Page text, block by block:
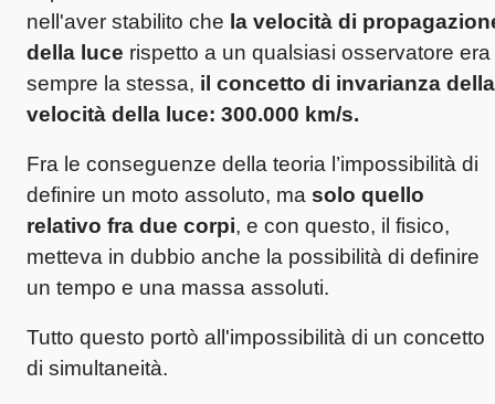
nell'aver stabilito che la velocità di
della luce rispetto a un qualsiasi osservatore era
sempre la stessa, il concetto di invarianza della
velocità della luce: 300.000 km/s.
Fra le conseguenze della teoria l’impossibilità di
definire un moto assoluto, ma solo quello
relativo fra due corpi, e con questo, il fisico,
metteva in dubbio anche la possibilità di definire
un tempo e una massa assoluti.
Tutto questo portò all'impossibilità di un concetto
di simultaneità.